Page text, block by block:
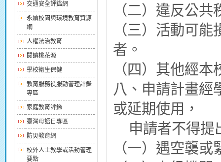
交通安全評鑑網
永續校園與環境教育資源
網
人權法治教育
閱讀桃花源
學校衛生保健
教育服務役服勤管理評鑑
專區
家庭教育評鑑
臺灣母語日專區
防災教育網
校外人士教學或活動管理
要點
（二）違反公
（三）活動可
者。
（四）其他經
八、申請計畫經
或延期使用，
申請者不得提
（一）遇空襲